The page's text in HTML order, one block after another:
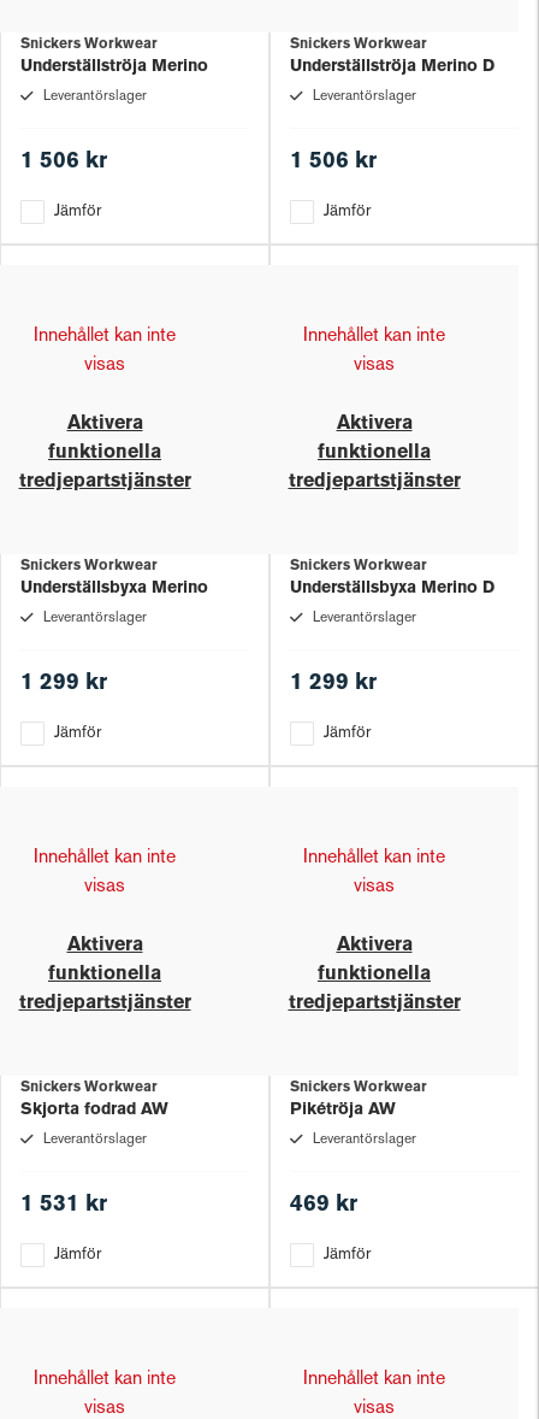
Snickers Workwear
Underställströja Merino
Leverantörslager
1 506 kr
Jämför
Snickers Workwear
Underställströja Merino D
Leverantörslager
1 506 kr
Jämför
Innehållet kan inte
visas
Aktivera
funktionella
tredjepartstjänster
Snickers Workwear
Underställsbyxa Merino
Leverantörslager
1 299 kr
Jämför
Innehållet kan inte
visas
Aktivera
funktionella
tredjepartstjänster
Snickers Workwear
Underställsbyxa Merino D
Leverantörslager
1 299 kr
Jämför
Innehållet kan inte
visas
Aktivera
funktionella
tredjepartstjänster
Snickers Workwear
Skjorta fodrad AW
Leverantörslager
1 531 kr
Jämför
Innehållet kan inte
visas
Aktivera
funktionella
tredjepartstjänster
Snickers Workwear
Pikétröja AW
Leverantörslager
469 kr
Jämför
Innehållet kan inte
visas
Innehållet kan inte
visas